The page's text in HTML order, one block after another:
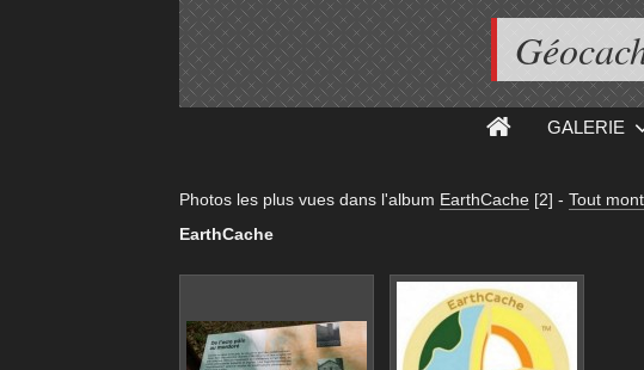
GALERIE
Photos les plus vues dans l'album EarthCache [2] - Tout
EarthCache